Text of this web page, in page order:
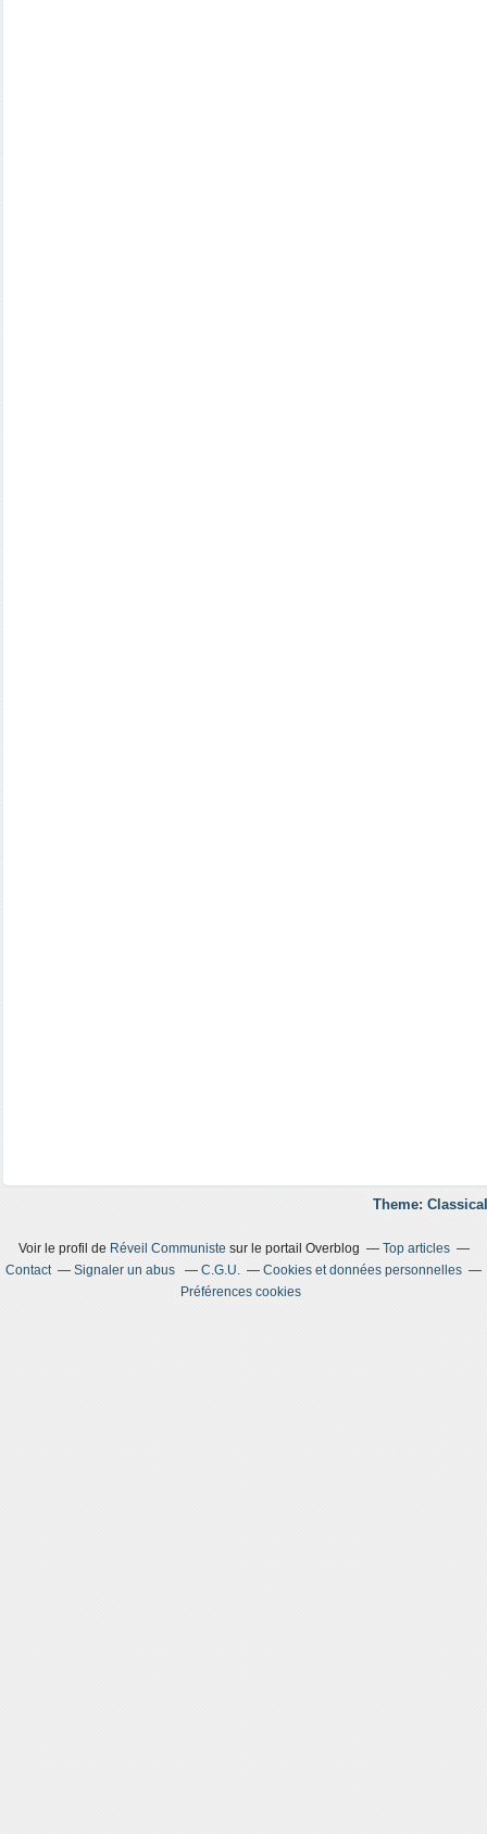
Theme:
Voir le profil de Réveil Communiste sur le portail Overblog
Top articles
Contact
Signaler un abus C.G.U.
Cookies et données personnelles
Préférences cookies